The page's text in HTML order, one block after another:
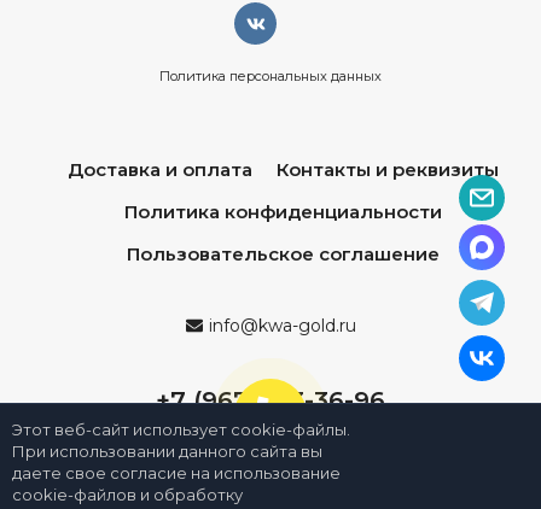
Политика персональных данных
Доставка и оплата
Контакты и реквизиты
Политика конфиденциальности
Пользовательское соглашение
info@kwa-gold.ru
+7 (967) 013-36-96
Этот веб-сайт использует cookie-файлы.
При использовании данного сайта вы
даете свое согласие на использование
cookie-файлов и обработку